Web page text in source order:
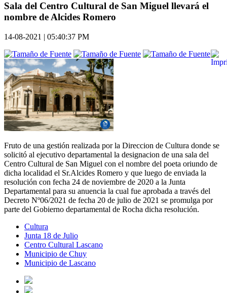
Sala del Centro Cultural de San Miguel llevará el
nombre de Alcides Romero
14-08-2021 | 05:40:37 PM
Fruto de una gestión realizada por la Direccion de Cultura donde se
solicitó al ejecutivo departamental la designacion de una sala del
Centro Cultural de San Miguel con el nombre del poeta oriundo de
dicha localidad el Sr.Alcides Romero y que luego de enviada la
resolución con fecha 24 de noviembre de 2020 a la Junta
Departamental para su anuencia la cual fue aprobada a través del
Decreto Nº06/2021 de fecha 20 de julio de 2021 se promulga por
parte del Gobierno departamental de Rocha dicha resolución.
Cultura
Junta 18 de Julio
Centro Cultural Lascano
Municipio de Chuy
Municipio de Lascano